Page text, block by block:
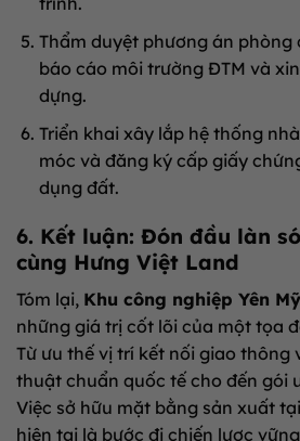
Thẩm duyệt phương án phòng
báo cáo môi trường ĐTM và
dựng.
Triển khai xây lắp hệ thống
móc và đăng ký cấp giấy
dụng đất.
6. Kết luận: Đón đầu làn
cùng Hưng Việt Land
Tóm lại, Khu công nghiệp Yên Mỹ
những giá trị cốt lõi của một tọa
Từ ưu thế vị trí kết nối giao thông
thuật chuẩn quốc tế cho đến gói
Việc sở hữu mặt bằng sản xuất
hiện tại là bước đi chiến lược